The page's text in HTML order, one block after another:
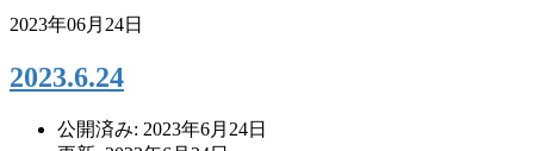
2023年06月24日
2023.6.24
公開済み: 2023年6月24日